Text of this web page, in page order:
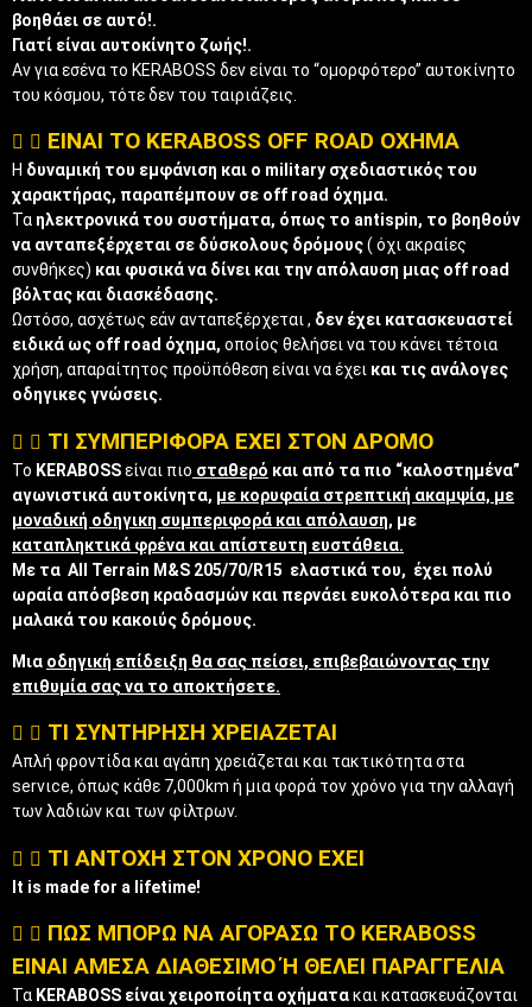
βοηθάει σε αυτό!.
Γιατί είναι αυτοκίνητο ζωής!.
Αν για εσένα το KERABOSS δεν είναι το “ομορφότερο” αυτοκίνητο
του κόσμου, τότε δεν του ταιριάζεις.
ΕΙΝΑΙ TO KERABOSS OFF ROAD OXHMA
H δυναμική του εμφάνιση και ο military σχεδιαστικός του
χαρακτήρας, παραπέμπουν σε off road όχημα.
Τα ηλεκτρονικά του συστήματα, όπως το antispin, το βοηθούν
να ανταπεξέρχεται σε δύσκολους δρόμους( όχι ακραίες
συνθήκες) και φυσικά να δίνει και την απόλαυση μιας off road
βόλτας και διασκέδασης.
Ωστόσο, ασχέτως εάν ανταπεξέρχεται , δεν έχει κατασκευαστεί
ειδικά ως off road όχημα, οποίος θελήσει να του κάνει τέτοια
χρήση, απαραίτητος προϋπόθεση είναι να έχει και τις ανάλογες
οδηγικες γνώσεις.
ΤΙ ΣΥΜΠΕΡΙΦΟΡΑ ΕΧΕΙ ΣΤΟΝ ΔΡΟΜΟ
Το KERABOSSείναι πιο σταθερό και από τα πιο “καλοστημένα”
αγωνιστικά αυτοκίνητα, με κορυφαία στρεπτική ακαμψία, με
μοναδική οδηγικη συμπεριφορά και απόλαυση, με
καταπληκτικά φρένα και απίστευτη ευστάθεια.
Με τα All Terrain M&S 205/70/R15 ελαστικά του, έχει πολύ
ωραία απόσβεση κραδασμών και περνάει ευκολότερα και πιο
μαλακά του κακοιύς δρόμους.
Μια οδηγική επίδειξη θα σας πείσει, επιβεβαιώνοντας την
επιθυμία σας να το αποκτήσετε.
ΤΙ ΣΥΝΤΗΡΗΣΗ ΧΡΕΙΑΖΕΤΑΙ
Απλή φροντίδα και αγάπη χρειάζεται και τακτικότητα στα
servιce, όπως κάθε 7,000km ή μια φορά τον χρόνο για την αλλαγή
των λαδιών και των φίλτρων.
ΤΙ ΑΝΤΟΧΗ ΣΤΟΝ ΧΡΟΝΟ ΕΧΕΙ
It is made for a lifetime!
ΠΩΣ ΜΠΟΡΩ ΝΑ ΑΓΟΡΑΣΩ ΤΟ KERABOSS
ΕΙΝΑΙ ΑΜΕΣΑ ΔΙΑΘΕΣΙΜΟ Ή ΘΕΛΕΙ ΠΑΡΑΓΓΕΛΙΑ
Τα KERABOSS είναι χειροποίητα οχήματακαι κατασκευάζονται